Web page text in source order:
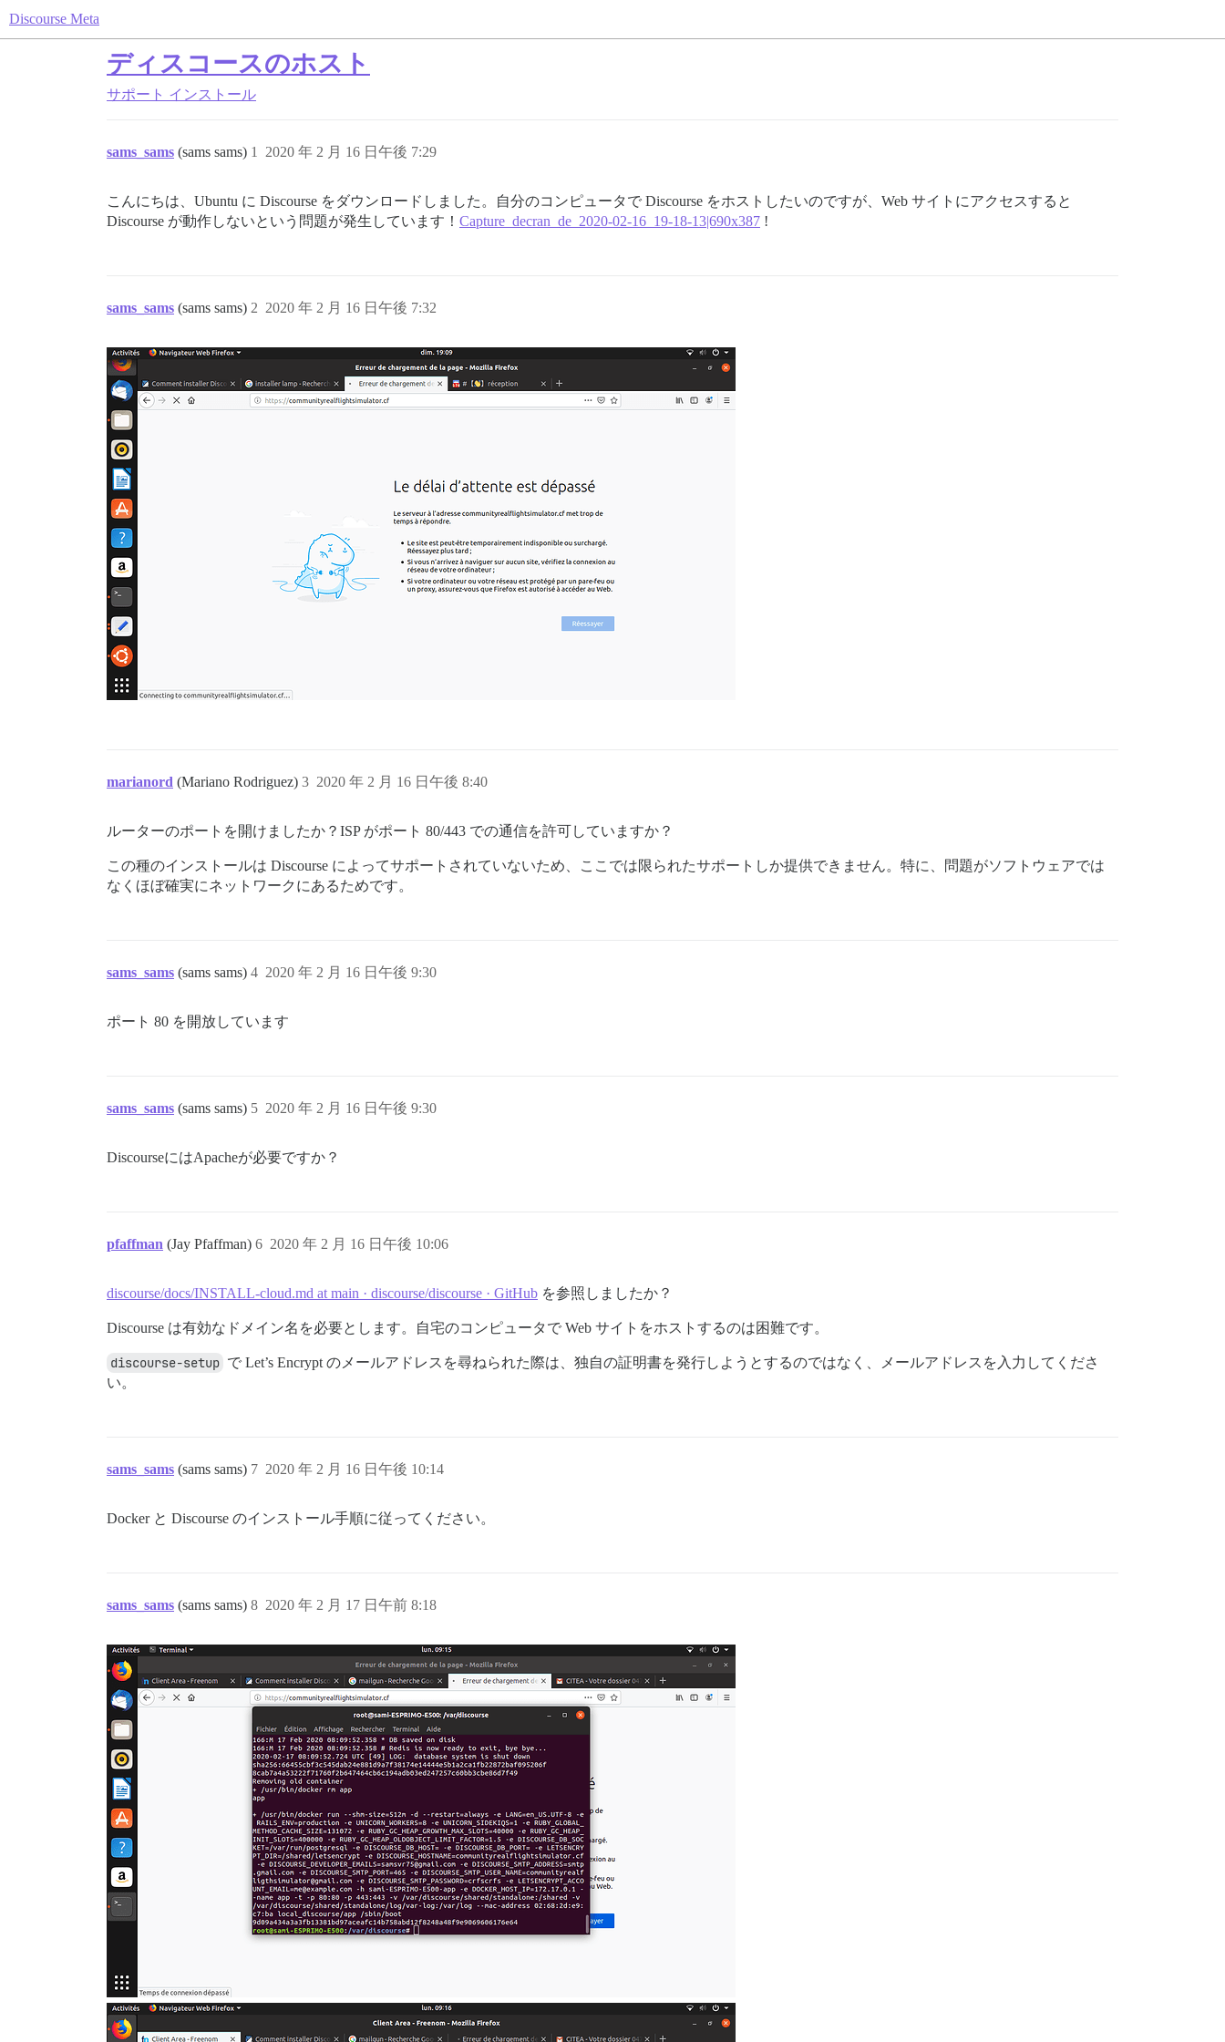
Discourse Meta
ディスコースのホスト
サポート インストール
sams_sams (sams sams) 2020 年 2 月 16 日午後 7:29
1
こんにちは、Ubuntu に Discourse をダウンロードしました。自分のコンピュータで Discourse をホストしたいのですが、Web サイトにアクセスすると
Discourse が動作しないという問題が発生しています！ Capture_decran_de_2020-02-16_19-18-13|690x387 !
sams_sams (sams sams) 2020 年 2 月 16 日午後 7:32
2
marianord (Mariano Rodriguez) 2020 年 2 月 16 日午後 8:40
3
ルーターのポートを開けましたか？ISP がポート 80/443 での通信を許可していますか？
この種のインストールは Discourse によってサポートされていないため、ここでは限られたサポートしか提供できません。特に、問題がソフトウェアでは
なくほぼ確実にネットワークにあるためです。
sams_sams (sams sams) 2020 年 2 月 16 日午後 9:30
4
ポート 80 を開放しています
sams_sams (sams sams) 2020 年 2 月 16 日午後 9:30
5
DiscourseにはApacheが必要ですか？
pfaffman (Jay Pfaffman) 2020 年 2 月 16 日午後 10:06
6
discourse/docs/INSTALL-cloud.md at main · discourse/discourse · GitHub を参照しましたか？
Discourse は有効なドメイン名を必要とします。自宅のコンピュータで Web サイトをホストするのは困難です。
discourse-setup で Let’s Encrypt のメールアドレスを尋ねられた際は、独自の証明書を発行しようとするのではなく、メールアドレスを入力してくださ
い。
sams_sams (sams sams) 2020 年 2 月 16 日午後 10:14
7
Docker と Discourse のインストール手順に従ってください。
sams_sams (sams sams) 2020 年 2 月 17 日午前 8:18
8